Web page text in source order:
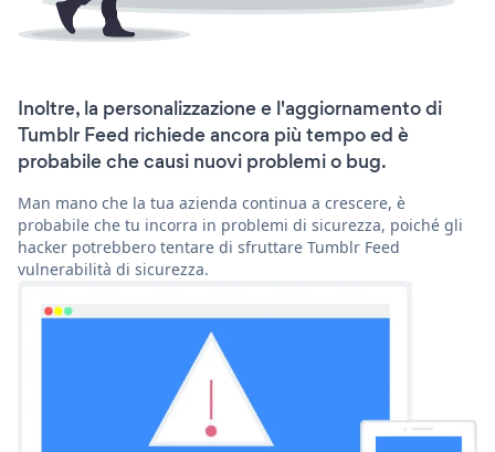
Inoltre, la personalizzazione e l'aggiornamento di
Tumblr Feed richiede ancora più tempo ed è
probabile che causi nuovi problemi o bug.
Man mano che la tua azienda continua a crescere, è
probabile che tu incorra in problemi di sicurezza, poiché gli
hacker potrebbero tentare di sfruttare Tumblr Feed
vulnerabilità di sicurezza.